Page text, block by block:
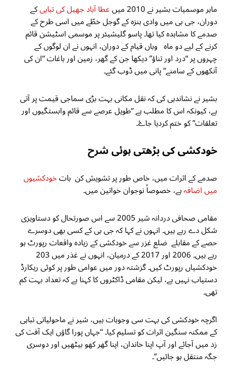
ماہر موسمیات بشیر نے 2010 میں
عطا آباد جھیل کی تباہیکے
دوران، جی بی میں وادی ہنزہ کے گوجل خطّے میں اسی طرح کے
صدمے کا مشاہدہ کیا تھا۔ پاسو گلیشیئر پر موسمی اسٹیشن قائم
کرنے کے لیے دو ماہ وہاں قیام کے دوران، انہوں نے ان لوگوں کے
چہروں پر “درد اور تناؤ” دیکھا جن کے گھر، زمین اور باغات “ان کی
آنکھوں کے سامنے” پانی میں ڈوب گئے۔
بشیر نے نشاندہی کی کہ نقل مکانی بہت بڑی سماجی قیمت پر آتی
ہے، کیونکہ اس کا مطلب ہے “طویل عرصے سے قائم وابستگیوں اور
تعلقات” کو ختم کردیا جاۓ۔
خودکشی کی بڑھتی ہوئی شرح
صدمے کے اثرات میں، خاص طور پر تشویش کن باتخودکشیوں
میں اضافہہے، خصوصاً نوجوان خواتین میں۔
مقامی صحافی دردانہ شیر 2005 سے اس صورتحال کو دستاویزی
شکل دے رہے ہیں۔ انہوں نے کہا کہ جی بی کے کسی بھی دوسرے
حصے کے مقابلے ضلع غزر سے خودکشی کے زیادہ واقعات رپورٹ ہو
رہے ہیں۔ 2006 اور 2017 کے درمیان، انہوں نے غذر میں 203
خودکشیاں رپورٹ کیں۔ گزشتہ دور میں عوامی طور پر کوئی ریکارڈ
دستیاب نہیں ہے، لیکن مقامی ڈاکٹروں کا کہنا ہے کہ تعداد بہت کم
تھی۔
اگرچہ خودکشی کی بہت سی وجوہات ہیں، شیر نے ماحولیاتی تباہی
کے ممکنہ سنگین اثرات کو تسلیم کیا۔ “جہاں پورا گاؤں ایک آفت کی
زد میں آجائے اور آپ اپنا خاندان، اپنا گھر کھو بیٹھیں اور دوسری
جگہ منتقل ہو جائیں”۔